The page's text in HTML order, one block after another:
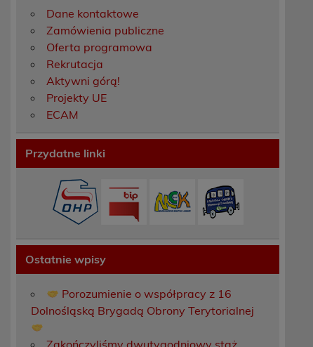
Dane kontaktowe
Zamówienia publiczne
Oferta programowa
Rekrutacja
Aktywni górą!
Projekty UE
ECAM
Przydatne linki
Ostatnie wpisy
Porozumienie o współpracy z 16
Dolnośląską Brygadą Obrony Terytorialnej
Zakończyliśmy dwutygodniowy staż